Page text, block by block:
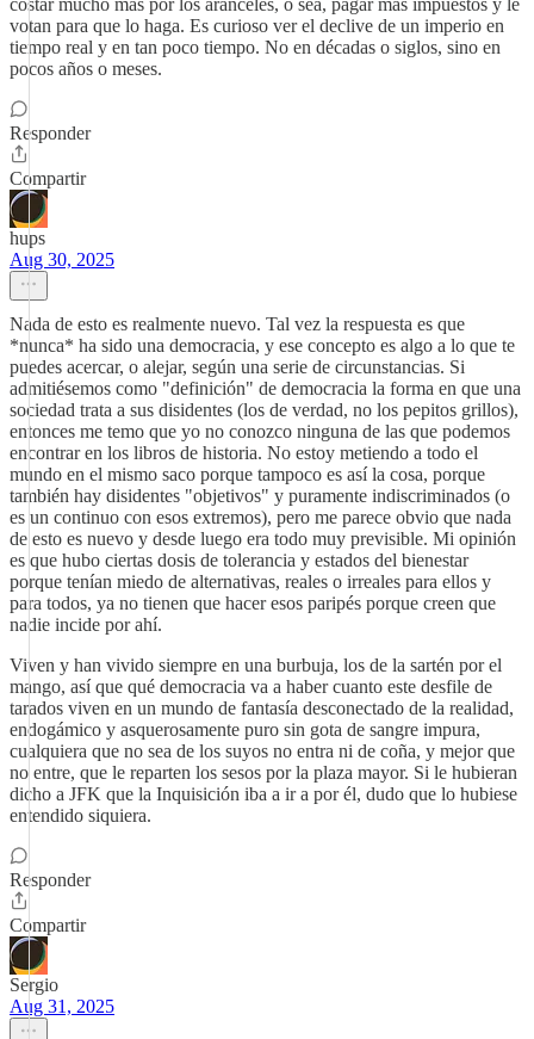
costar mucho más por los aranceles, o sea, pagar más impuestos y le
votan para que lo haga. Es curioso ver el declive de un imperio en
tiempo real y en tan poco tiempo. No en décadas o siglos, sino en
pocos años o meses.
Responder
Compartir
hups
Aug 30, 2025
Nada de esto es realmente nuevo. Tal vez la respuesta es que
*nunca* ha sido una democracia, y ese concepto es algo a lo que te
puedes acercar, o alejar, según una serie de circunstancias. Si
admitiésemos como "definición" de democracia la forma en que una
sociedad trata a sus disidentes (los de verdad, no los pepitos grillos),
entonces me temo que yo no conozco ninguna de las que podemos
encontrar en los libros de historia. No estoy metiendo a todo el
mundo en el mismo saco porque tampoco es así la cosa, porque
también hay disidentes "objetivos" y puramente indiscriminados (o
es un continuo con esos extremos), pero me parece obvio que nada
de esto es nuevo y desde luego era todo muy previsible. Mi opinión
es que hubo ciertas dosis de tolerancia y estados del bienestar
porque tenían miedo de alternativas, reales o irreales para ellos y
para todos, ya no tienen que hacer esos paripés porque creen que
nadie incide por ahí.
Viven y han vivido siempre en una burbuja, los de la sartén por el
mango, así que qué democracia va a haber cuanto este desfile de
tarados viven en un mundo de fantasía desconectado de la realidad,
endogámico y asquerosamente puro sin gota de sangre impura,
cualquiera que no sea de los suyos no entra ni de coña, y mejor que
no entre, que le reparten los sesos por la plaza mayor. Si le hubieran
dicho a JFK que la Inquisición iba a ir a por él, dudo que lo hubiese
entendido siquiera.
Responder
Compartir
Sergio
Aug 31, 2025